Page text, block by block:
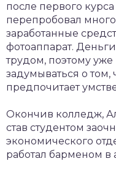
после первого
перепробовал
заработанные
фотоаппарат.
трудом, поэтому уже
задумываться о том,
предпочитает
Окончив колледж,
став студентом
экономического
работал барменом в